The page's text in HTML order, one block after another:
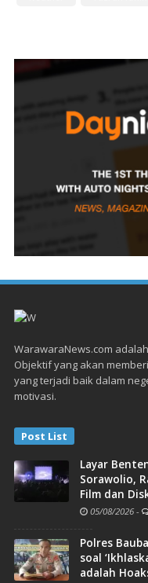
WarawaraNews.com
Objektif yang akan
yang terjadi baik dalam
motivasi.
Post List
Layar
Sorawolio,
Film dan
05/08/2026 -
Polres
soal
adalah